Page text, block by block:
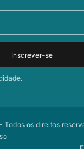
Inscrever-se
Todos os direitos